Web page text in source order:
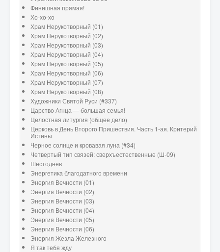
Финишная прямая!
Хо-хо-хо
Храм Нерукотворный (01)
Храм Нерукотворный (02)
Храм Нерукотворный (03)
Храм Нерукотворный (04)
Храм Нерукотворный (05)
Храм Нерукотворный (06)
Храм Нерукотворный (07)
Храм Нерукотворный (08)
Художники Святой Руси (#337)
Царство Агнца — большая семья!
Целостная литургия (общее дело)
Церковь в День Второго Пришествия. Часть 1-ая. Критерий
Истины
Черное солнце и кровавая луна (#34)
Четвертый тип связей: сверхъестественные (Ш-09)
Шестоднев
Энергетика благодатного времени
Энергия Вечности (01)
Энергия Вечности (02)
Энергия Вечности (03)
Энергия Вечности (04)
Энергия Вечности (05)
Энергия Вечности (06)
Энергия Жезла Железного
Я так тебя жду